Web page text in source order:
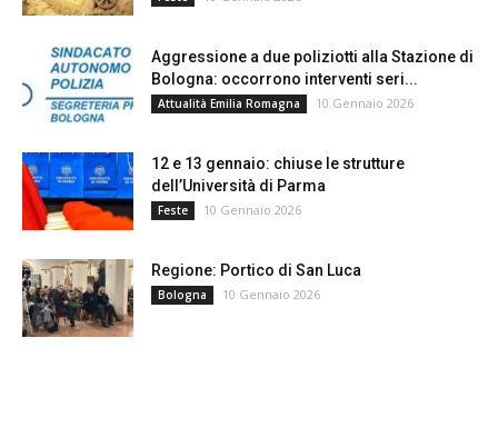
Aggressione a due poliziotti alla Stazione di
Bologna: occorrono interventi seri...
Attualità Emilia Romagna 10 Gennaio 2026
12 e 13 gennaio: chiuse le strutture
dell’Università di Parma
Feste 10 Gennaio 2026
Regione: Portico di San Luca
Bologna 10 Gennaio 2026